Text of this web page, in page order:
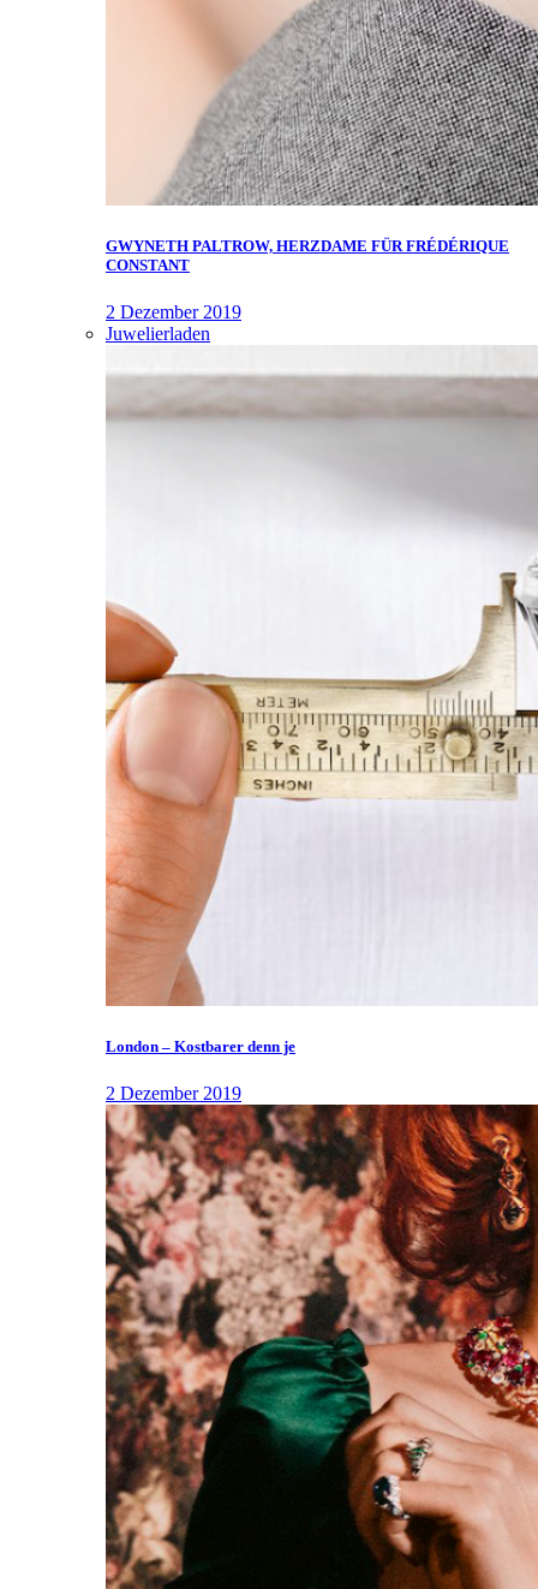
GWYNETH PALTROW, HERZDAME FÜR FRÉDÉRIQUE
CONSTANT
2 Dezember 2019
Juwelierladen
London – Kostbarer denn je
2 Dezember 2019